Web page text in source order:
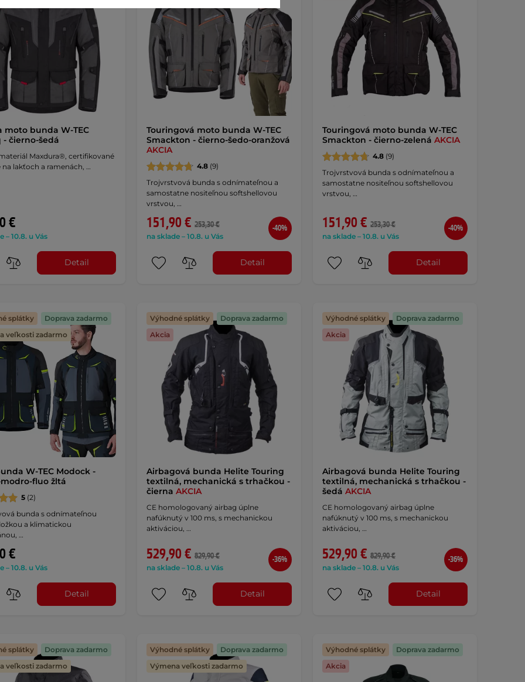
moto bunda W-TEC
- čierno-šedá
Maxdura®, certifikované
lakťoch a ramenách, …
€
– 10.8. u Vás
Detail
Touringová moto bunda W-TEC
Smackton - čierno-šedo-oranžová
AKCIA
4.8(9)
Trojvrstvová bunda s odnímateľnou a
samostatne nositeľnou softshellovou
vrstvou, …
151,90 € 253,30 €
na sklade – 10.8. u Vás
-40%
Detail
Touringová moto bunda W-TEC
Smackton - čierno-zelená AKCIA
4.8(9)
Trojvrstvová bunda s odnímateľnou a
samostatne nositeľnou softshellovou
vrstvou, …
151,90 € 253,30 €
na sklade – 10.8. u Vás
-40%
Detail
splátky
Doprava zadarmo
veľkosti zadarmo
W-TEC Modock -
fluo žltá
5 (2)
bunda s odnímateľnou
a klimatickou
…
€
– 10.8. u Vás
Detail
Výhodné splátky
Doprava zadarmo
Akcia
Airbagová bunda Helite Touring
textilná, mechanická s trhačkou -
čierna AKCIA
CE homologovaný airbag úplne
nafúknutý v 100 ms, s mechanickou
aktiváciou, …
529,90 € 829,90 €
na sklade – 10.8. u Vás
-36%
Detail
Výhodné splátky
Doprava zadarmo
Akcia
Airbagová bunda Helite Touring
textilná, mechanická s trhačkou -
šedá AKCIA
CE homologovaný airbag úplne
nafúknutý v 100 ms, s mechanickou
aktiváciou, …
529,90 € 829,90 €
na sklade – 10.8. u Vás
-36%
Detail
splátky
Doprava zadarmo
veľkosti zadarmo
Výhodné splátky
Doprava zadarmo
Výmena veľkosti zadarmo
Výhodné splátky
Doprava zadarmo
Akcia